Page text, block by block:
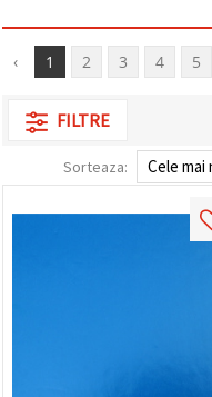
dumneavoastră,
pentru a
analiza
traficul și a
conținut și
reclame
relevante,
inclusiv cu
‹ 1 2 3 4 5
FILTRE
Sorteaza: